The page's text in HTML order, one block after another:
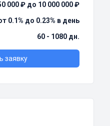
000 ₽ до 10 000 000 ₽
0.1% до 0.23% в день
60 - 1080 дн.
заявку